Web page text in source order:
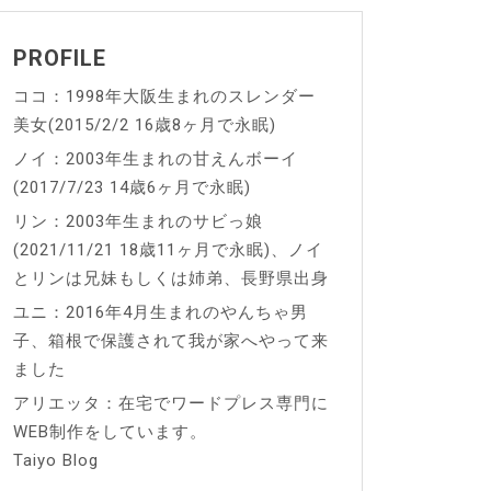
PROFILE
ココ：1998年大阪生まれのスレンダー
美女(2015/2/2 16歳8ヶ月で永眠)
ノイ：2003年生まれの甘えんボーイ
(2017/7/23 14歳6ヶ月で永眠)
リン：2003年生まれのサビっ娘
(2021/11/21 18歳11ヶ月で永眠)、ノイ
とリンは兄妹もしくは姉弟、長野県出身
ユニ：2016年4月生まれのやんちゃ男
子、箱根で保護されて我が家へやって来
ました
アリエッタ：在宅でワードプレス専門に
WEB制作をしています。
Taiyo Blog